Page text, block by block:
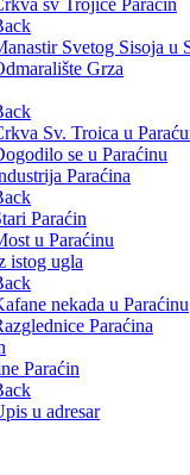
sv Trojice Paraćin
Svetog Sisoja u
Grza
Sv. Troica u
se u Paraćinu
Paraćina
Paraćin
u Paraćinu
istog ugla
nekada u Paraćinu
Paraćina
Paraćin
u adresar